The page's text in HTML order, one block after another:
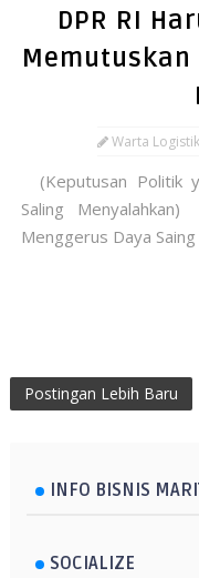
DPR RI
Memutuskan
Warta
(Keputusan Politik
Saling
Menggerus Daya Saing
Postingan Lebih Baru
INFO BISNIS
SOCIALIZE